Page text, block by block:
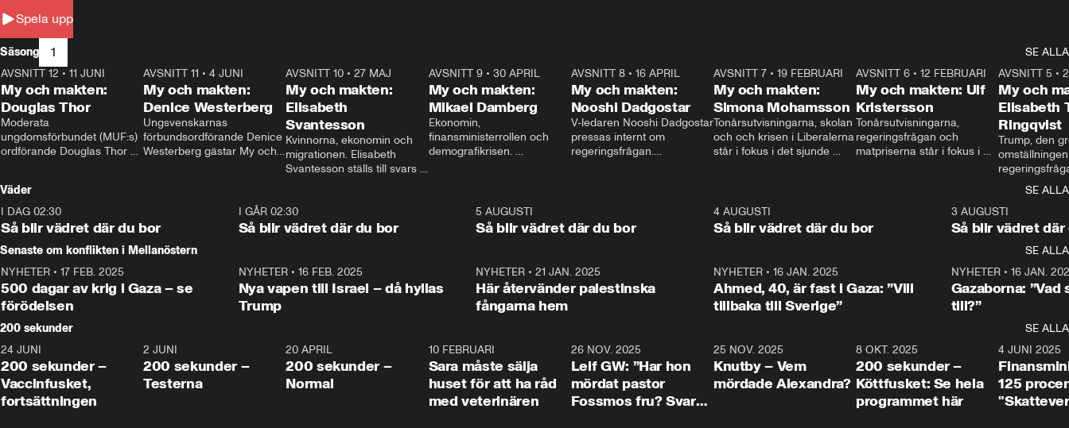
Spela upp
Säsong 1
SE ALLA
26:27
AVSNITT 12 • 11 JUNI
My och makten:
Douglas Thor
Moderata
ungdomsförbundet (MUF:s)
ordförande Douglas Thor
tonårsutvisningarna och hur
Moderaterna ska locka
väljare till valet i höst.
23:40
AVSNITT 11 •4 JUNI
My och makten:
Denice Westerberg
Ungsvenskarnas
förbundsordförande Denice
Westerberg gästar My och
AVSNITT 10 •27 MAJ
My och makten:
Elisabeth
Svantesson
Kvinnorna, ekonomin och
migrationen. Elisabeth
Svantesson ställs till svars
AVSNITT 9• 30 APRIL
My och makten:
Mikael Damberg
Ekonomin,
finansministerrollen och
demografikrisen.
och Makten.
AVSNITT 8• 16 APRIL
My och makten:
Nooshi Dadgostar
V-ledaren Nooshi Dadgostar
pressas internt om
regeringsfrågan.
– Vi ställer upp i val. Ska vi
vara med så sitter vi förstås
24:30
AVSNITT 7• 19 FEBRUARI
My och makten:
Simona Mohamsson
Tonårsutvisningarna, skolan
och och krisen i Liberalerna
står i fokus i det sjunde
kommentator My
Rohwedder ställer
utbildnings- och
Mohamsson till svars.
27:30
AVSNITT 6 •12 FEBRUARI
My och makten: Ulf
Kristersson
Tonårsutvisningarna,
regeringsfrågan och
matpriserna står i fokus i
Rohwedder ställer
statsminister Ulf Kristersson
AVSNITT 5 •
My och
Elisabeth
Ringqvist
Trump, den
centrum i
avsnittet av
Makten”. Se
Aftonbladets
Rohwedder
Thand Ring
Väder
SE ALLA
I DAG 02:30
Så blir vädret där du bor
1:06
I GÅR 02:30
Så blir vädret där du bor
5 AUGUSTI
Så blir vädret där du bor
4 AUGUSTI
Så blir vädret där du bor
3 AUGUSTI
Så blir vädret där
Senaste om konflikten i Mellanöstern
SE ALLA
NYHETER • 17 FEB. 2025
500 dagar av krig i Gaza – se
förödelsen
NYHETER• 16 FEB. 2025
Nya vapen till Israel – då hyllas
Trump
NYHETER •21 JAN. 2025
Här återvänder palestinska
fångarna hem
NYHETER• 16 JAN. 2025
Ahmed, 40, är fast i Gaza: ”Vill
tillbaka till Sverige”
NYHETER• 16 JAN.
Gazaborna:
till?”
200 sekunder
SE ALLA
5:00
24 JUNI
200 sekunder –
Vaccinfusket,
fortsättningen
4:23
2 JUNI
200 sekunder –
Testerna
20 APRIL
200 sekunder –
Normal
10 FEBRUARI
Sara måste sälja
huset för att ha råd
med veterinären
26 NOV. 2025
Leif GW: ”Har hon
mördat pastor
Fossmos fru? Svar
31:05
25 NOV. 2025
Knutby – Vem
mördade Alexandra?
4:29
8 OKT. 2025
200 sekunder –
Köttfusket: Se hela
programmet här
4 JUNI 2025
125